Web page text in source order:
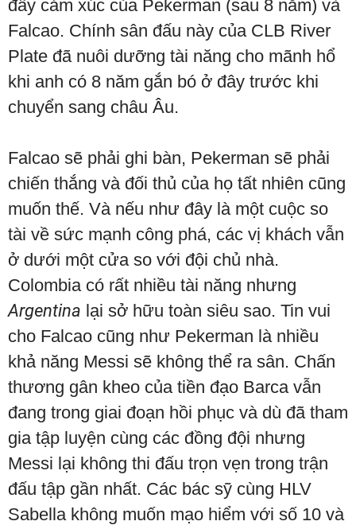
đầy cảm xúc của Pekerman (sau 8 năm) và
Falcao. Chính sân đấu này của CLB River
Plate đã nuôi dưỡng tài năng cho mãnh hổ
khi anh có 8 năm gắn bó ở đây trước khi
chuyển sang châu Âu.
Falcao sẽ phải ghi bàn, Pekerman sẽ phải
chiến thắng và đối thủ của họ tất nhiên cũng
muốn thế. Và nếu như đây là một cuộc so
tài về sức mạnh công phá, các vị khách vẫn
ở dưới một cửa so với đội chủ nhà.
Colombia có rất nhiều tài năng nhưng
Argentina lại sở hữu toàn siêu sao. Tin vui
cho Falcao cũng như Pekerman là nhiều
khả năng Messi sẽ không thể ra sân. Chấn
thương gân kheo của tiền đạo Barca vẫn
đang trong giai đoạn hồi phục và dù đã tham
gia tập luyện cùng các đồng đội nhưng
Messi lại không thi đấu trọn vẹn trong trận
đấu tập gần nhất. Các bác sỹ cùng HLV
Sabella không muốn mạo hiểm với số 10 và